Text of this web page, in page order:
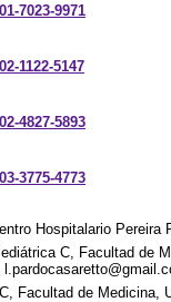
7023-9971
1122-5147
4827-5893
3775-4773
Hospitalario
C, Facultad de
Facultad de Medicina,